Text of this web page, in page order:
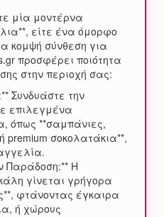
μία μοντέρνα
είτε ένα όμορφο
κομψή σύνθεση για
προσφέρει ποιότητα
στην περιοχή σας:
Συνδυάστε την
επιλεγμένα
όπως **σαμπάνιες,
premium σοκολατάκια**,
Παράδοση:** Η
γίνεται γρήγορα
φτάνοντας έγκαιρα
ή χώρους